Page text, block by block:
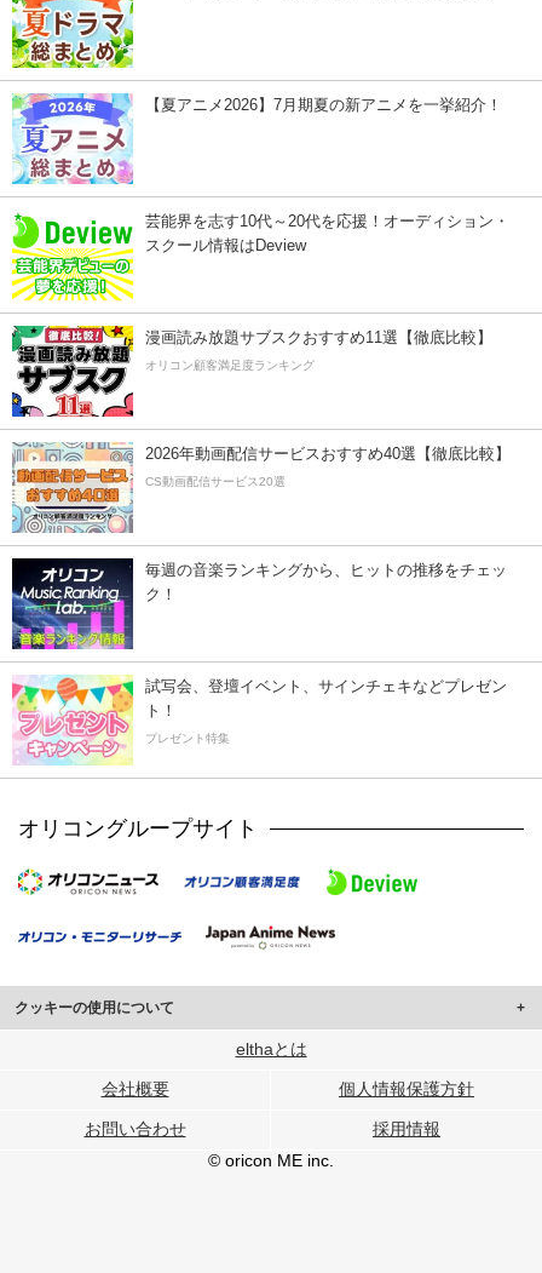
【夏アニメ2026】7月期夏の新アニメを一挙紹介！
芸能界を志す10代～20代を応援！オーディション・
スクール情報はDeview
漫画読み放題サブスクおすすめ11選【徹底比較】
オリコン顧客満足度ランキング
2026年動画配信サービスおすすめ40選【徹底比較】
CS動画配信サービス20選
毎週の音楽ランキングから、ヒットの推移をチェッ
ク！
試写会、登壇イベント、サインチェキなどプレゼン
ト！
プレゼント特集
オリコングループサイト
クッキーの使用について
このサイトでは Cookie を使用して、ユーザーに合わせたコンテンツや広告の
行っています。
メディアや広告配信、データ解析の各パートナーに提供しています。
各パートナーは、この情報とユーザーが各パートナーに提供した他の情報や、
ユーザーが各パートナーのサービスを使用したときに収集した他の情報を組み
elthaとは
会社概要 個人情報保護方針
お問い合わせ
採用情報
© oricon ME inc.